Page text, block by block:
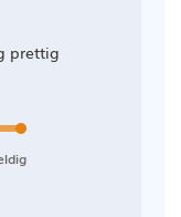
prettig